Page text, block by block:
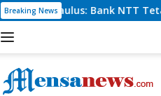
Breaking News
Tetap Menyumbang,Tetapi